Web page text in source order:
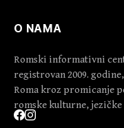
O NAMA
Romski informativni
registrovan 2009.
Roma kroz promicanje
romske kulturne,